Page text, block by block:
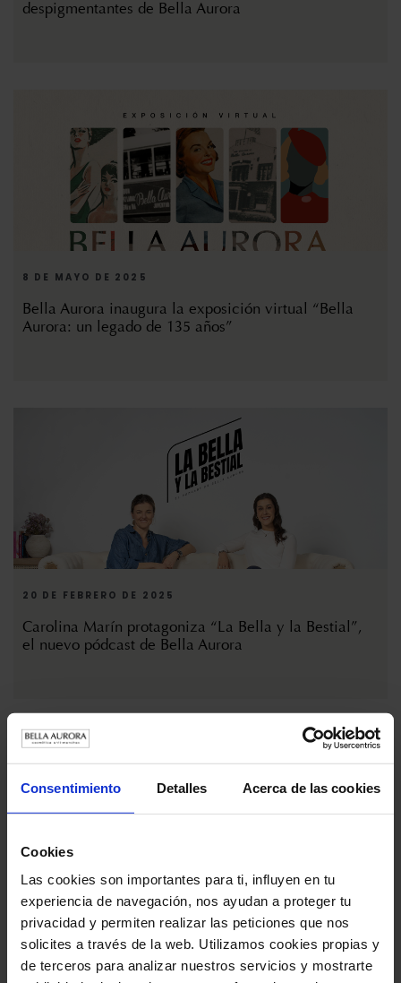
Consentimiento Detalles Acerca de las cookies
Cookies
Las cookies son importantes para ti, influyen en tu
experiencia de navegación, nos ayudan a proteger tu
privacidad y permiten realizar las peticiones que nos
solicites a través de la web. Utilizamos cookies propias y
de terceros para analizar nuestros servicios y mostrarte
despigmentantes de Bella Aurora
8 DE MAYO DE 2025
Bella Aurora inaugura la exposición virtual “Bella
Aurora: un legado de 135 años”
20 DE FEBRERO DE 2025
Carolina Marín protagoniza “La Bella y la Bestial”,
el nuevo pódcast de Bella Aurora
Bella Aurora presenta Lumen10, el tratamiento que
transforma la piel